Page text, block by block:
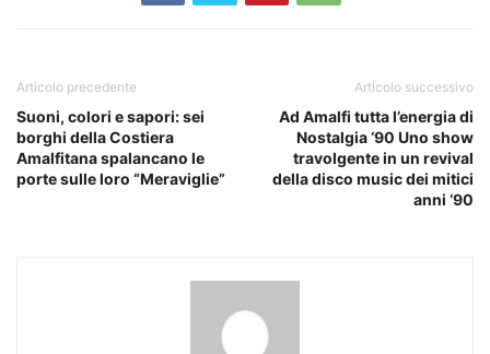
Articolo precedente
Suoni, colori e sapori: sei
borghi della Costiera
Amalfitana spalancano le
porte sulle loro “Meraviglie”
Articolo successivo
Ad Amalfi tutta l’energia di
Nostalgia ‘90 Uno show
travolgente in un revival
della disco music dei mitici
anni ‘90